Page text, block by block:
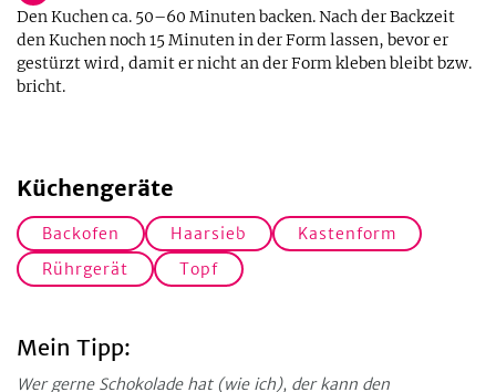
Den Kuchen ca. 50–60 Minuten backen. Nach der Backzeit
den Kuchen noch 15 Minuten in der Form lassen, bevor er
gestürzt wird, damit er nicht an der Form kleben bleibt bzw.
bricht.
Küchengeräte
Backofen Haarsieb
Kastenform
Rührgerät
Topf
Mein Tipp:
Wer gerne Schokolade hat (wie ich), der kann den